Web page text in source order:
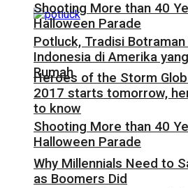
Potluck, Tradisi
Indonesia di Amerika
Rumah
Shooting More than 40
Halloween Parade
Shooting More than 40
Halloween Parade
Heroes of the Storm
2017 starts tomorrow,
to know
Why Millennials Need to
as Boomers Did